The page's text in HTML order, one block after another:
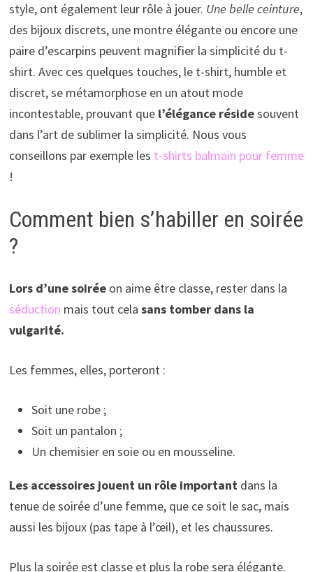
style, ont également leur rôle à jouer. Une belle ceinture,
des bijoux discrets, une montre élégante ou encore une
paire d’escarpins peuvent magnifier la simplicité du t-
shirt. Avec ces quelques touches, le t-shirt, humble et
discret, se métamorphose en un atout mode
incontestable, prouvant que l’élégance résidesouvent
dans l’art de sublimer la simplicité. Nous vous
conseillons par exemple les t-shirts balmain pour femme
!
Comment bien s’habiller en soirée
?
Lors d’une soiréeon aime être classe, rester dans la
séduction mais tout cela sans tomber dans la
vulgarité.
Les femmes, elles, porteront :
Soit une robe ;
Soit un pantalon ;
Un chemisier en soie ou en mousseline.
Les accessoires jouent un rôle importantdans la
tenue de soirée d’une femme, que ce soit le sac, mais
aussi les bijoux (pas tape à l’œil), et les chaussures.
Plus la soirée est classe et plus la robe sera élégante.